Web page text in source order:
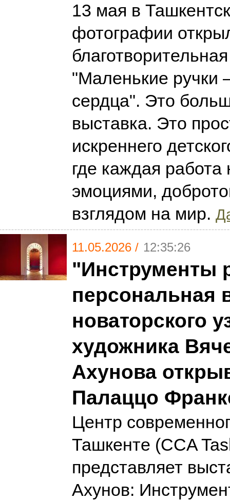
13 мая в
фотографии
"Маленькие
сердца". Это
выставка. Это
искреннего
где каждая работа
эмоциями,
взглядом на мир.
11.05.2026 / 12:35:26
"Инструменты
персональная
новаторского
художника
Ахунова
Палаццо
Центр
Ташкенте (CCA
представляет
Ахунов: